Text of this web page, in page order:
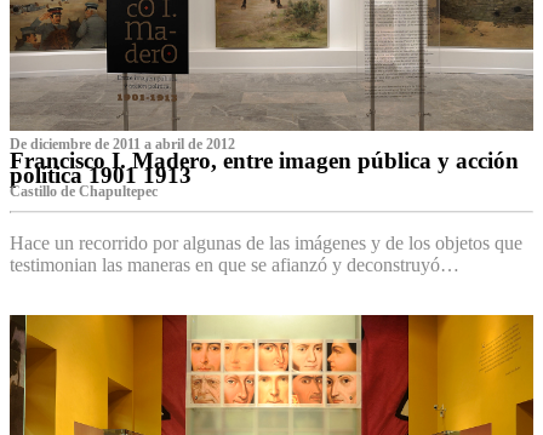
De diciembre de 2011 a abril de 2012
Francisco I. Madero, entre imagen pública y acción
política 1901 1913
Castillo de Chapultepec
Hace un recorrido por algunas de las imágenes y de los objetos que
testimonian las maneras en que se afianzó y deconstruyó…